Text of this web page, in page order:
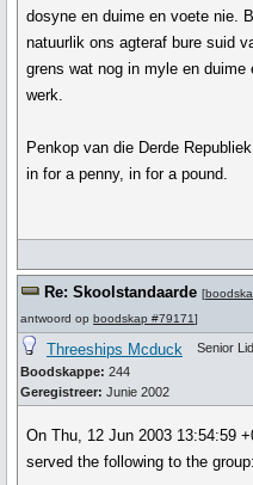
dosyne en duime en voete nie.
natuurlik ons agteraf bure suid
grens wat nog in myle en duime
werk.
Penkop van die Derde
in for a penny, in for a pound.
Re: Skoolstandaarde [
antwoord op boodskap #79171]
Threeships Mcduck
Boodskappe: 244
Geregistreer: Junie 2002
Senior Lid
On Thu, 12 Jun 2003 13:54:59
served the following to the group: